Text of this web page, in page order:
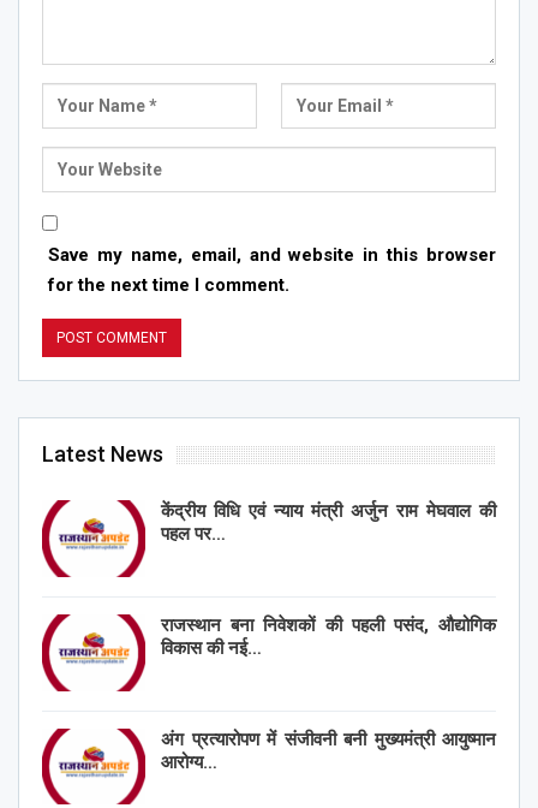
Save my name, email, and website in this browser
for the next time I comment.
Latest News
केंद्रीय विधि एवं न्याय मंत्री अर्जुन राम मेघवाल की
पहल पर…
राजस्थान बना निवेशकों की पहली पसंद, औद्योगिक
विकास की नई…
अंग प्रत्यारोपण में संजीवनी बनी मुख्यमंत्री आयुष्मान
आरोग्य…